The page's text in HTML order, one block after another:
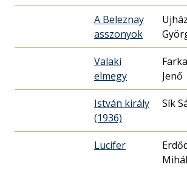
A Beleznay
asszonyok
Valaki
elmegy
Jenő
István király
(1936)
Sík
Lucifer